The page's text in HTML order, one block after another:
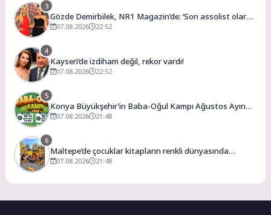
3
Gözde Demirbilek, NR1 Magazin’de: ‘Son assolist olarak
var olacağım!’
07.08.2026 22:52
4
Kayseri’de izdiham değil, rekor vardı!
07.08.2026 22:52
5
Konya Büyükşehir’in Baba-Oğul Kampı Ağustos Ayında
da Devam Edecek
07.08.2026 21:48
6
Maltepe’de çocuklar kitapların renkli dünyasında
buluştu
07.08.2026 21:48